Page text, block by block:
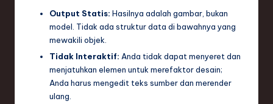
Output Statis: Hasilnya adalah gambar, bukan
model. Tidak ada struktur data di bawahnya yang
mewakili objek.
Tidak Interaktif: Anda tidak dapat menyeret dan
menjatuhkan elemen untuk merefaktor desain;
Anda harus mengedit teks sumber dan merender
ulang.